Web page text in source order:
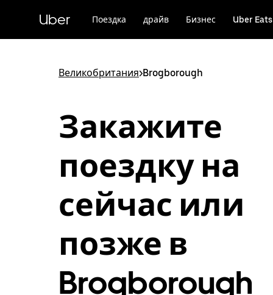
к
Uber Поездка драйв Бизнес Uber Eats
Великобритания>Brogborough
Закажите
поездку на
сейчас или
позже в
Brogborough